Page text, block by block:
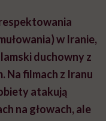
w Iranie,
duchowny z
Na filmach z Iranu
atakują
na głowach, ale